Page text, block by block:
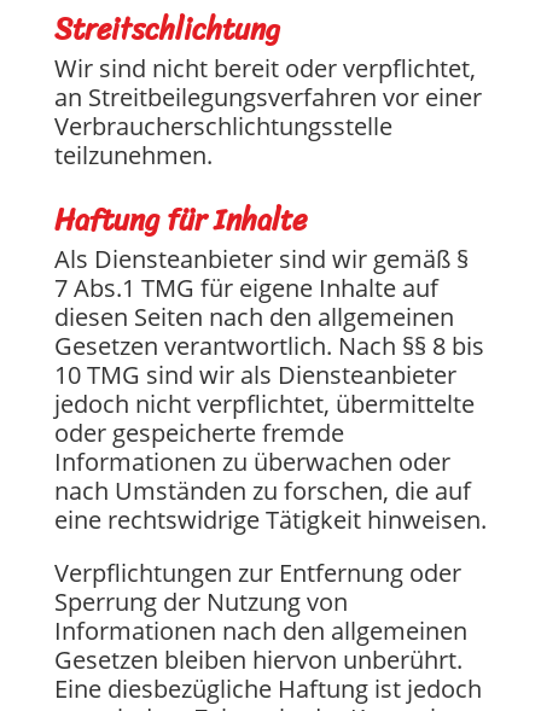
Streitschlichtung
Wir sind nicht bereit oder verpflichtet,
an Streitbeilegungsverfahren vor einer
Verbraucherschlichtungsstelle
teilzunehmen.
Haftung für Inhalte
Als Diensteanbieter sind wir gemäß §
7 Abs.1 TMG für eigene Inhalte auf
diesen Seiten nach den allgemeinen
Gesetzen verantwortlich. Nach §§ 8 bis
10 TMG sind wir als Diensteanbieter
jedoch nicht verpflichtet, übermittelte
oder gespeicherte fremde
Informationen zu überwachen oder
nach Umständen zu forschen, die auf
eine rechtswidrige Tätigkeit hinweisen.
Verpflichtungen zur Entfernung oder
Sperrung der Nutzung von
Informationen nach den allgemeinen
Gesetzen bleiben hiervon unberührt.
Eine diesbezügliche Haftung ist jedoch